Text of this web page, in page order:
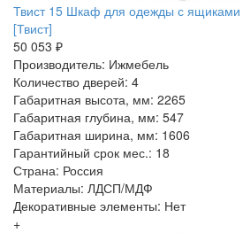
Твист 15 Шкаф для одежды с ящиками
[Твист]
50 053 ₽
Производитель: Ижмебель
Количество дверей: 4
Габаритная высота, мм: 2265
Габаритная глубина, мм: 547
Габаритная ширина, мм: 1606
Гарантийный срок мес.: 18
Страна: Россия
Материалы: ЛДСП/МДФ
Декоративные элементы: Нет
+